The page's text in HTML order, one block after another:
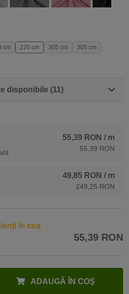
cm 220 cm 305 cm 305 cm
disponibile (11)
55,39 RON / m
55,39 RON
49,85 RON / m
249,25 RON
în coș
55,39 RON
ADAUGĂ ÎN COŞ